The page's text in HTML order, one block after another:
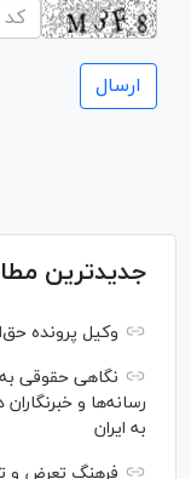
جدیدترین
وکیل پرونده
نگاهی حقوقی
رسانه‌ها و
به ایران
فرهنگ تعرض و